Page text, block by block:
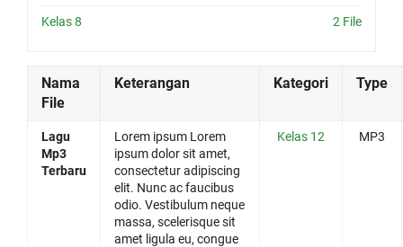
Kelas 8 2 File
Nama
File
Keterangan Kategori Type
Lagu
Mp3
Terbaru
Lorem ipsum Lorem
ipsum dolor sit amet,
consectetur adipiscing
elit. Nunc ac faucibus
odio. Vestibulum neque
massa, scelerisque sit
amet ligula eu, congue
Kelas 12 MP3